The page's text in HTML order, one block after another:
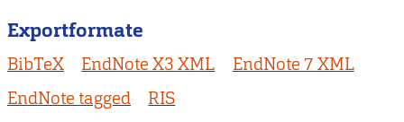
Exportformate
BibTeX EndNote X3 XML
EndNote 7 XML
EndNote tagged
RIS